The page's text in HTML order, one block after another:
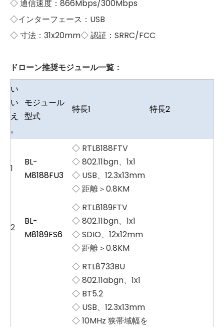
◇ 通信速度：866Mbps/300Mbps
◇インターフェース：USB
◇ 寸法：31x20mm◇ 認証：SRRC/FCC
ドローン推奨モジュール一覧：
い
い
え
。
モジュール
型式
特長1 特長2
1
BL-
M8188FU3
◇ RTL8188FTV
◇ 802.11bgn、1x1
◇ USB、12.3x13mm
◇ 距離＞0.8KM
2
BL-
M8189FS6
◇ RTL8189FTV
◇ 802.11bgn、1x1
◇ SDIO、12x12mm
◇ 距離＞0.8KM
◇ RTL8733BU
◇ 802.11abgn、1x1
◇ BT5.2
◇ USB、12.3x13mm
◇ 10MHz 狭帯域幅を